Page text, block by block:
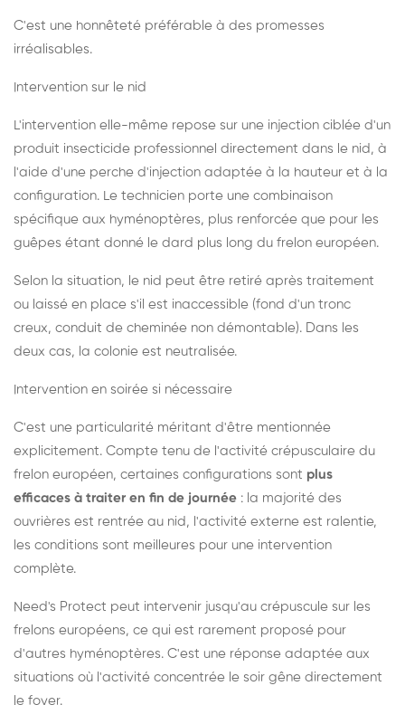
C'est une honnêteté préférable à des promesses
irréalisables.
Intervention sur le nid
L'intervention elle-même repose sur une injection ciblée d'un
produit insecticide professionnel directement dans le nid, à
l'aide d'une perche d'injection adaptée à la hauteur et à la
configuration. Le technicien porte une combinaison
spécifique aux hyménoptères, plus renforcée que pour les
guêpes étant donné le dard plus long du frelon européen.
Selon la situation, le nid peut être retiré après traitement
ou laissé en place s'il est inaccessible (fond d'un tronc
creux, conduit de cheminée non démontable). Dans les
deux cas, la colonie est neutralisée.
Intervention en soirée si nécessaire
C'est une particularité méritant d'être mentionnée
explicitement. Compte tenu de l'activité crépusculaire du
frelon européen, certaines configurations sont plus
efficaces à traiter en fin de journée : la majorité des
ouvrières est rentrée au nid, l'activité externe est ralentie,
les conditions sont meilleures pour une intervention
complète.
Need's Protect peut intervenir jusqu'au crépuscule sur les
frelons européens, ce qui est rarement proposé pour
d'autres hyménoptères. C'est une réponse adaptée aux
situations où l'activité concentrée le soir gêne directement
le foyer.